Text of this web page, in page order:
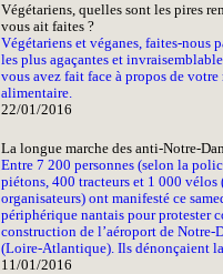
Végétariens, quelles sont les pires
vous ait faites ?
Végétariens et véganes, faites-nous
les plus agaçantes et
vous avez fait face à propos de votre
alimentaire.
22/01/2016
La longue marche des anti-Notre-
Entre 7 200 personnes (selon la
piétons, 400 tracteurs et 1 000 vélos
organisateurs) ont manifesté ce
périphérique nantais pour protester
construction de l’aéroport de Notre-
(Loire-Atlantique). Ils dénonçaient
11/01/2016